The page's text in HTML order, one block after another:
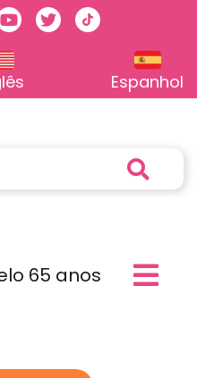
YoutubeTwitterTikTok
Espanhol